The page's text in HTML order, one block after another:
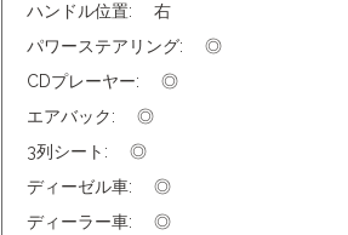
ハンドル位置: 右
パワーステアリング: ◎
CDプレーヤー: ◎
エアバック: ◎
3列シート: ◎
ディーゼル車: ◎
ディーラー車: ◎